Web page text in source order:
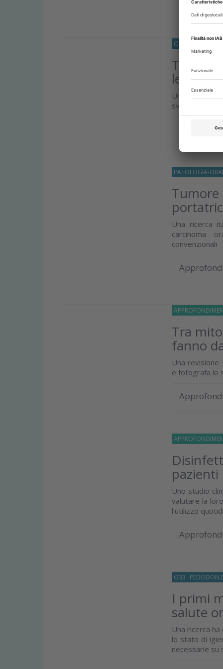
O33
Uno studio di
svelando il
PATOLOGIA-
Tumore
Una ricerca
carcinoma
convenzionali
Tra
fanno
Una
e fotografa lo
pazienti
Uno studio
valutare la
l'utilizzo
O33
I primi
salute
Una ricerca
lo stato di
necessarie su